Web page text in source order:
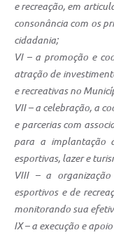
e recreação, em
consonância com os
cidadania;
VI – a promoção e
atração de
e recreativas no
VII – a celebração, a
e parcerias com
para a implantação
esportivas, lazer e
VIII – a
esportivos e de
monitorando sua
IX – a execução e